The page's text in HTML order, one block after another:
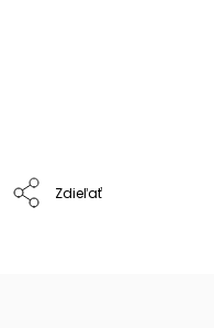
Zdieľať